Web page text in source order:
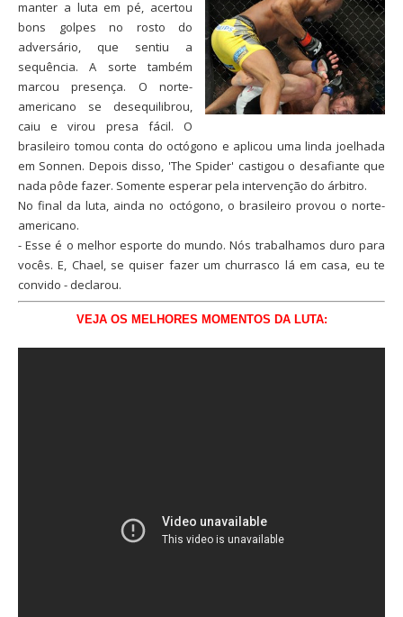
manter a luta em pé, acertou
bons golpes no rosto do
adversário, que sentiu a
sequência. A sorte também
marcou presença. O norte-
americano se desequilibrou,
caiu e virou presa fácil. O
brasileiro tomou conta do octógono e aplicou uma linda joelhada
em Sonnen. Depois disso, 'The Spider' castigou o desafiante que
nada pôde fazer. Somente esperar pela intervenção do árbitro.
No final da luta, ainda no octógono, o brasileiro provou o norte-
americano.
- Esse é o melhor esporte do mundo. Nós trabalhamos duro para
vocês. E, Chael, se quiser fazer um churrasco lá em casa, eu te
convido - declarou.
VEJA OS MELHORES MOMENTOS DA LUTA: